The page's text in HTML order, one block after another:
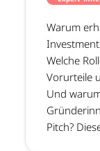
Warum
Welche
Vorurteile
Und
Pitch?